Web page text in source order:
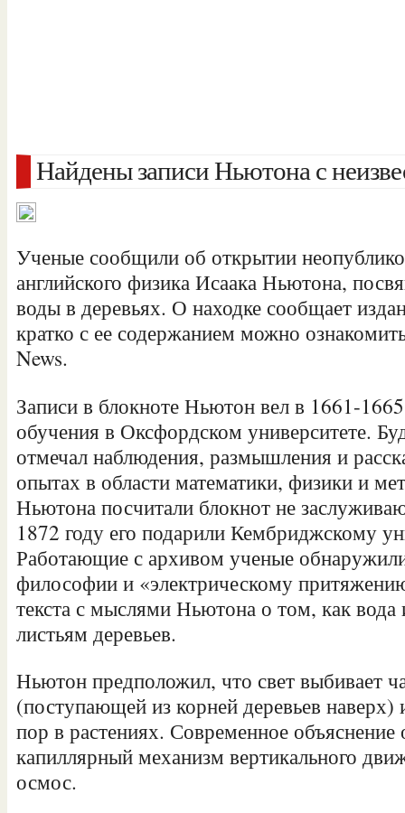
Найдены записи Ньютона с
Ученые сообщили об открытии
английского физика Исаака Ньютона,
воды в деревьях. О находке сообщает
кратко с ее содержанием можно
News.
Записи в блокноте Ньютон вел в 1661-
обучения в Оксфордском университете.
отмечал наблюдения, размышления и
опытах в области математики, физики и
Ньютона посчитали блокнот не
1872 году его подарили Кембриджскому
Работающие с архивом ученые
философии и «электрическому
текста с мыслями Ньютона о том, как вода
листьям деревьев.
Ньютон предположил, что свет выбивает
(поступающей из корней деревьев
пор в растениях. Современное объяснение
капиллярный механизм вертикального
осмос.